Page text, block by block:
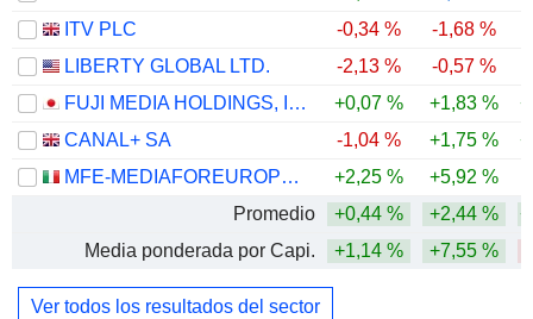
ITV PLC
-0,34 % -1,68 %
LIBERTY GLOBAL LTD.
-2,13 % -0,57 %
FUJI MEDIA HOLDINGS, INC.
+0,07 % +1,83 %
CANAL+ SA
-1,04 % +1,75 %
MFE-MEDIAFOREUROPE N.V.
+2,25 % +5,92 %
Promedio
+0,44 % +2,44 %
Media ponderada por Capi.
+1,14 % +7,55 %
Ver todos los resultados del sector